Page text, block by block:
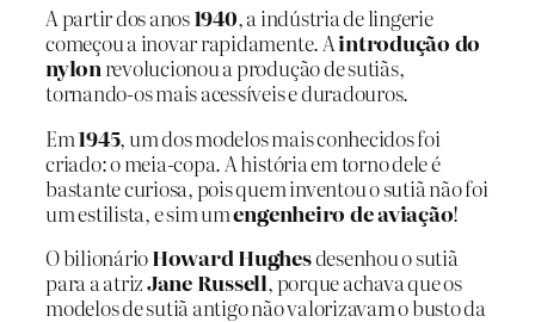
A partir dos anos1940, a indústria de lingerie
começou a inovar rapidamente. Aintrodução do
nylon revolucionou a produção de sutiãs,
tornando-os mais acessíveis e duradouros.
Em1945, um dos modelos mais conhecidos foi
criado: o meia-copa. A história em torno dele é
bastante curiosa, pois quem inventou o sutiã não foi
um estilista, e sim umengenheiro de aviação!
O bilionárioHoward Hughesdesenhou o sutiã
para a atrizJane Russell, porque achava que os
modelos de sutiã antigo não valorizavam o busto da